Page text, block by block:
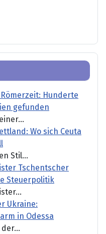
Hunderte
gefunden
Wo sich Ceuta
Stil...
Tschentscher
Steuerpolitik
Ukraine:
in Odessa